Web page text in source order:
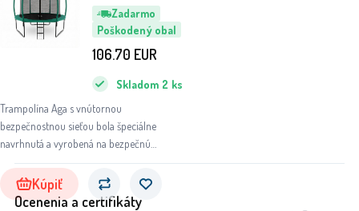
Zadarmo
Poškodený obal
Trampolína 250
cm Tmavozelená
rebrík - II. AKOSŤ
Trampolína Aga s vnútornou
bezpečnostnou sieťou bola špeciálne
navrhnutá a vyrobená na bezpečnú
zábavu pre deti aj dospelých.
Skladom 2 ks
106.70 EUR
Kúpiť
Ocenenia a certifikáty